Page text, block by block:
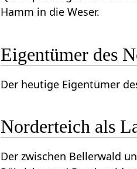
Hamm in die Weser.
Eigentümer des
Der heutige Eigentümer
Norderteich als
Der zwischen Bellerwald